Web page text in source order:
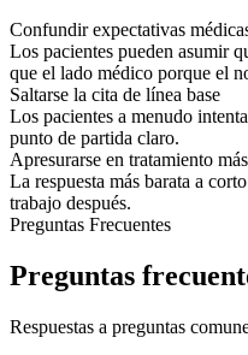
Confundir expectativas
Los pacientes pueden asumir
que el lado médico porque el
Saltarse la cita de línea base
Los pacientes a menudo
punto de partida claro.
Apresurarse en tratamiento
La respuesta más barata a
trabajo después.
Preguntas Frecuentes
Preguntas
Respuestas a preguntas